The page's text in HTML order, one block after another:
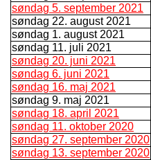
søndag 5. september 2021
søndag 22. august 2021
søndag 1. august 2021
søndag 11. juli 2021
søndag 20. juni 2021
søndag 6. juni 2021
søndag 16. maj 2021
søndag 9. maj 2021
søndag 18. april 2021
søndag 11. oktober 2020
søndag 27. september 2020
søndag 13. september 2020